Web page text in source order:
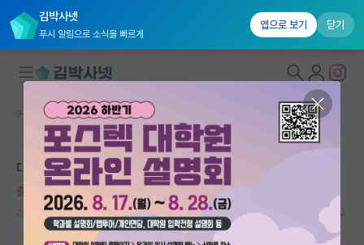
김박사넷
푸시 알림으로 소식을 빠르게
앱으로 보기 닫기
대학원생 모집
국내대학원 정보
연구실&오픈랩
커뮤니티
커뮤니티 홈 자유 게시판(아무개랩)
대학원 컨택 관련해 조언을 구하고 싶습니다.
즐거운 우장춘
2025.02.07 4 1346